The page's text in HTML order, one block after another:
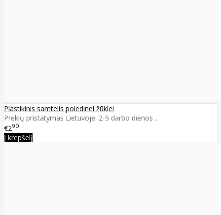
Plastikinis samtelis poledinei žūklei
Prekių pristatymas Lietuvoje: 2-5 darbo dienos ..
€290
Į krepšelį